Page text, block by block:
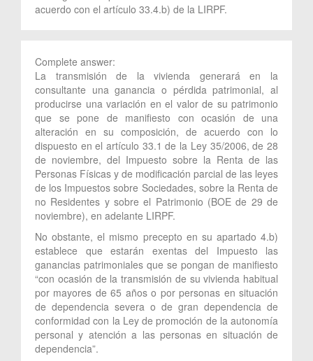
acuerdo con el artículo 33.4.b) de la LIRPF.
Complete answer:
La transmisión de la vivienda generará en la
consultante una ganancia o pérdida patrimonial, al
producirse una variación en el valor de su patrimonio
que se pone de manifiesto con ocasión de una
alteración en su composición, de acuerdo con lo
dispuesto en el artículo 33.1 de la Ley 35/2006, de 28
de noviembre, del Impuesto sobre la Renta de las
Personas Físicas y de modificación parcial de las leyes
de los Impuestos sobre Sociedades, sobre la Renta de
no Residentes y sobre el Patrimonio (BOE de 29 de
noviembre), en adelante LIRPF.
No obstante, el mismo precepto en su apartado 4.b)
establece que estarán exentas del Impuesto las
ganancias patrimoniales que se pongan de manifiesto
“con ocasión de la transmisión de su vivienda habitual
por mayores de 65 años o por personas en situación
de dependencia severa o de gran dependencia de
conformidad con la Ley de promoción de la autonomía
personal y atención a las personas en situación de
dependencia”.